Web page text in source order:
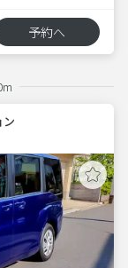
予約へ